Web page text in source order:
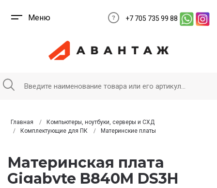
Меню +7 705 735 99 88
Главная
Компьютеры, ноутбуки, серверы и СХД
Комплектующие для ПК
Материнские платы
Материнская плата
Gigabyte B840M DS3H